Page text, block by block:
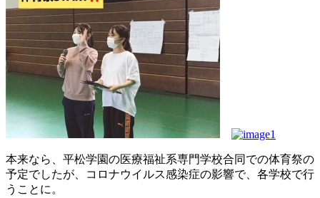
本来なら、平松学園の医療福祉系専門学校合同での体育祭の
予定でしたが、コロナウイルス感染症の影響で、各学校で行
うことに。